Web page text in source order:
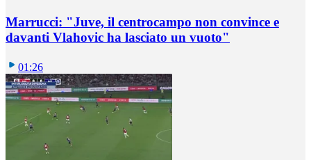
Marrucci: "Juve, il centrocampo non convince e
davanti Vlahovic ha lasciato un vuoto"
01:26